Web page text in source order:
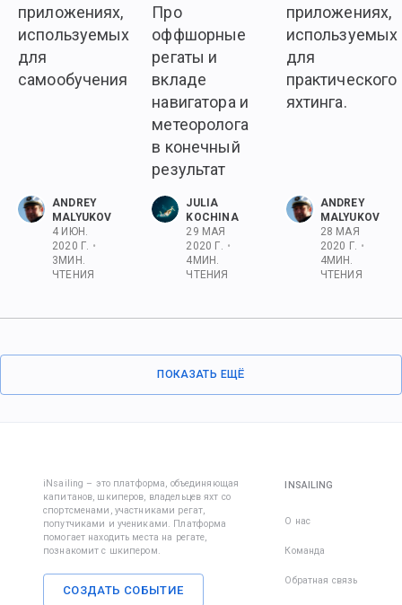
приложениях,
используемых
для
самообучения
ANDREY
MALYUKOV
4 ИЮН.
2020 Г. •
3МИН.
ЧТЕНИЯ
Про
оффшорные
регаты и
вкладе
навигатора и
метеоролога
в конечный
результат
JULIA
KOCHINA
29 МАЯ
2020 Г.
•
4МИН.
ЧТЕНИЯ
приложениях,
используемых
для
практического
яхтинга.
ANDREY
MALYUKOV
28 МАЯ
2020 Г. •
4МИН.
ЧТЕНИЯ
ПОКАЗАТЬ ЕЩЁ
iNsailing – это платформа, объединяющая
капитанов, шкиперов, владельцев яхт со
спортсменами, участниками регат,
попутчиками и учениками. Платформа
помогает находить места на регате,
познакомит с шкипером.
СОЗДАТЬ СОБЫТИЕ
INSAILING
О нас
Команда
Обратная связь